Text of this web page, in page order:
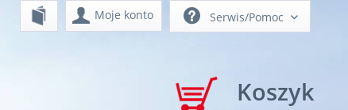
Moje konto
Koszyk
Serwis/Pomoc